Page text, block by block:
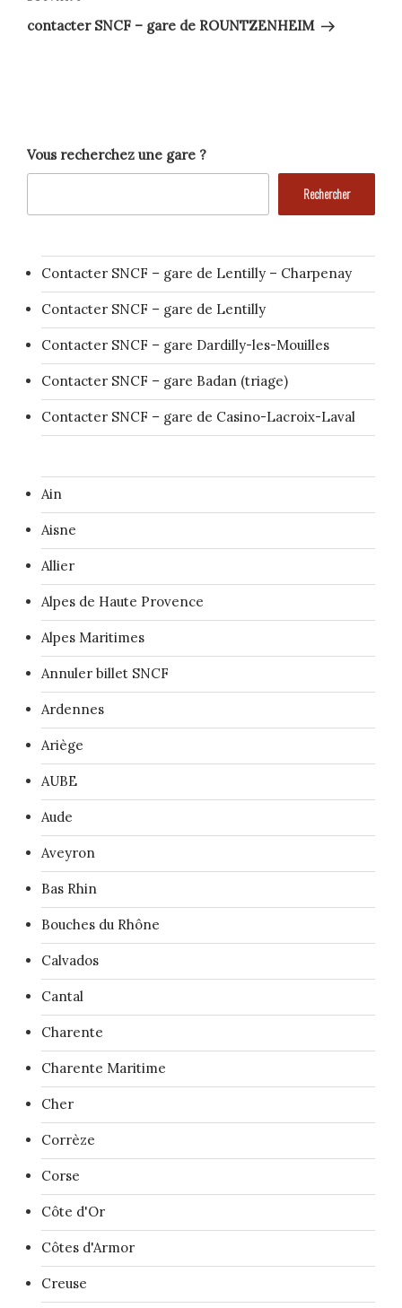
suivant
contacter SNCF – gare de ROUNTZENHEIM
Vous recherchez une gare ?
Rechercher
Contacter SNCF – gare de Lentilly – Charpenay
Contacter SNCF – gare de Lentilly
Contacter SNCF – gare Dardilly-les-Mouilles
Contacter SNCF – gare Badan (triage)
Contacter SNCF – gare de Casino-Lacroix-Laval
Ain
Aisne
Allier
Alpes de Haute Provence
Alpes Maritimes
Annuler billet SNCF
Ardennes
Ariège
AUBE
Aude
Aveyron
Bas Rhin
Bouches du Rhône
Calvados
Cantal
Charente
Charente Maritime
Cher
Corrèze
Corse
Côte d'Or
Côtes d'Armor
Creuse